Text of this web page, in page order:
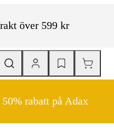
över 599 kr
rabatt på Adax